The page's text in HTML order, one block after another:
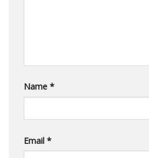
Name *
Email *